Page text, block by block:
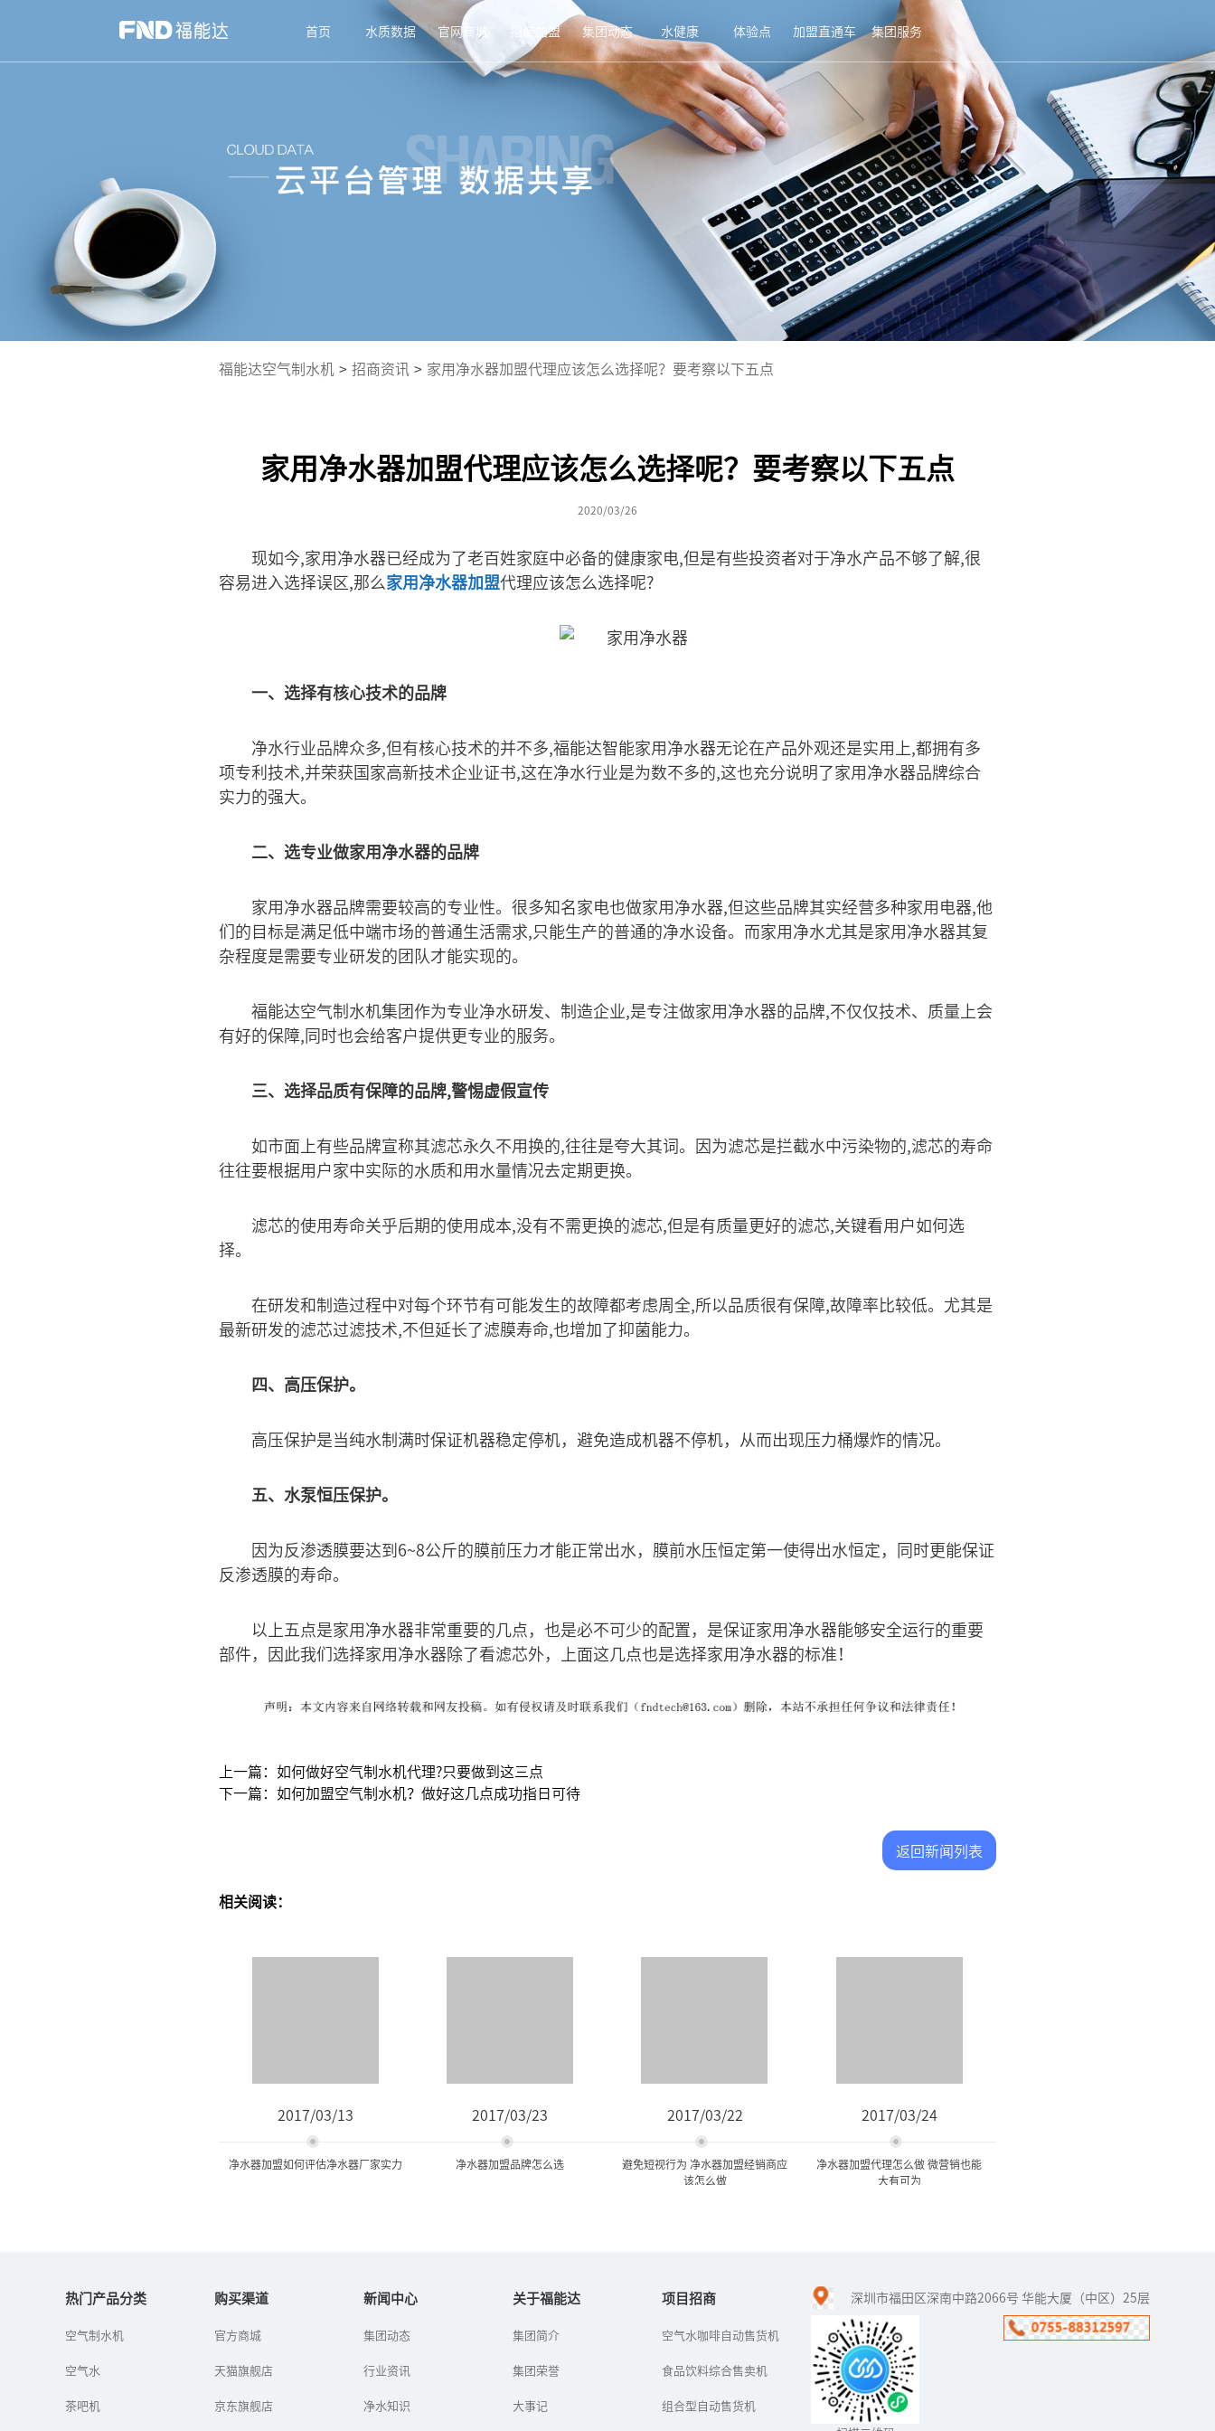
首页 水质数据 官网商城 招商加盟 集团动态 水健康 体验点 加盟直通车 集团服务
福能达空气制水机 > 招商资讯 > 家用净水器加盟代理应该怎么选择呢？要考察以下五点
家用净水器加盟代理应该怎么选择呢？要考察以下五点
2020/03/26
现如今,家用净水器已经成为了老百姓家庭中必备的健康家电,但是有些投资者对于净水产品不够了解,很
容易进入选择误区,那么家用净水器加盟代理应该怎么选择呢?
一、选择有核心技术的品牌
净水行业品牌众多,但有核心技术的并不多,福能达智能家用净水器无论在产品外观还是实用上,都拥有多
项专利技术,并荣获国家高新技术企业证书,这在净水行业是为数不多的,这也充分说明了家用净水器品牌综合
实力的强大。
二、选专业做家用净水器的品牌
家用净水器品牌需要较高的专业性。很多知名家电也做家用净水器,但这些品牌其实经营多种家用电器,他
们的目标是满足低中端市场的普通生活需求,只能生产的普通的净水设备。而家用净水尤其是家用净水器其复
杂程度是需要专业研发的团队才能实现的。
福能达空气制水机集团作为专业净水研发、制造企业,是专注做家用净水器的品牌,不仅仅技术、质量上会
有好的保障,同时也会给客户提供更专业的服务。
三、选择品质有保障的品牌,警惕虚假宣传
如市面上有些品牌宣称其滤芯永久不用换的,往往是夸大其词。因为滤芯是拦截水中污染物的,滤芯的寿命
往往要根据用户家中实际的水质和用水量情况去定期更换。
滤芯的使用寿命关乎后期的使用成本,没有不需更换的滤芯,但是有质量更好的滤芯,关键看用户如何选
择。
在研发和制造过程中对每个环节有可能发生的故障都考虑周全,所以品质很有保障,故障率比较低。尤其是
最新研发的滤芯过滤技术,不但延长了滤膜寿命,也增加了抑菌能力。
四、高压保护。
高压保护是当纯水制满时保证机器稳定停机，避免造成机器不停机，从而出现压力桶爆炸的情况。
五、水泵恒压保护。
因为反渗透膜要达到6~8公斤的膜前压力才能正常出水，膜前水压恒定第一使得出水恒定，同时更能保证
反渗透膜的寿命。
以上五点是家用净水器非常重要的几点，也是必不可少的配置，是保证家用净水器能够安全运行的重要
部件，因此我们选择家用净水器除了看滤芯外，上面这几点也是选择家用净水器的标准！
上一篇：如何做好空气制水机代理?只要做到这三点
下一篇：如何加盟空气制水机？做好这几点成功指日可待
返回新闻列表
相关阅读：
2017/03/13
净水器加盟如何评估净水器厂家实力
很多被丰厚的净水利润以
的吸引投资者在选择净水
困境，那么怎么评估净水
2017/03/23
净水器加盟品牌怎么选
拓市场的关键，企业一般
政策，吸引净水器加盟经
2017/03/22
避免短视行为 净水器加盟经销商应
该怎么做
水污染日益严峻、企业热
意识提升将持续为净水行
是从当前净水市场容量来
2017/03/24
净水器加盟代理怎么做 微营销也能
大有可为
当下，人人都有一部智能
手机，通过它可以轻松实
现上网、刷微博、玩微
信，迅速的填补了人们零
碎的时间。因此，净水器
加盟代理商不...
热门产品分类
空气制水机
空气水
茶吧机
购买渠道
官方商城
天猫旗舰店
京东旗舰店
新闻中心
集团动态
行业资讯
净水知识
关于福能达
集团简介
集团荣誉
大事记
项目招商
空气水咖啡自动售货机
食品饮料综合售卖机
组合型自动售货机
深圳市福田区深南中路2066号 华能大厦（中区）25层